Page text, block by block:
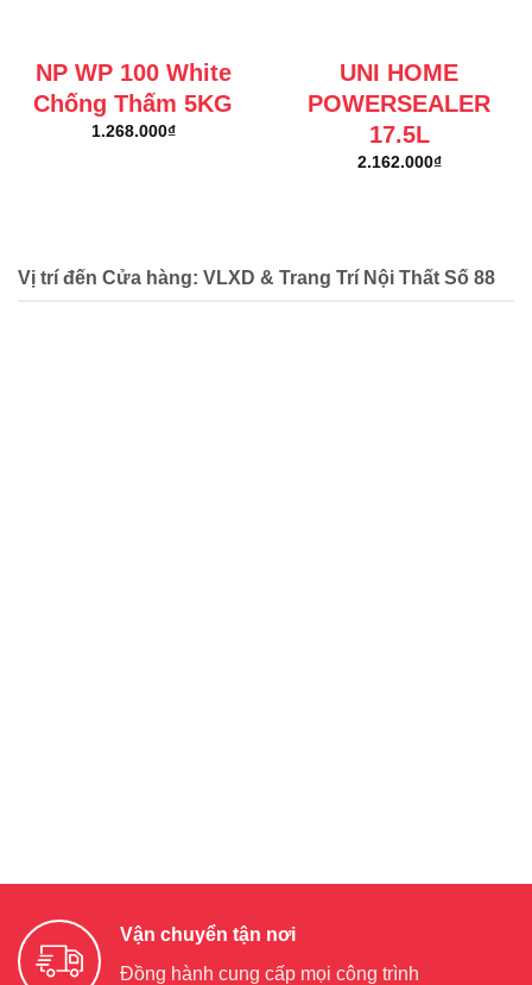
NP WP 100 White
Chống Thấm 5KG
1.268.000₫
UNI HOME
POWERSEALER
17.5L
2.162.000₫
Vị trí đến Cửa hàng: VLXD & Trang Trí Nội Thất Số 88
Vận chuyển tận nơi
Đồng hành cung cấp mọi công trình